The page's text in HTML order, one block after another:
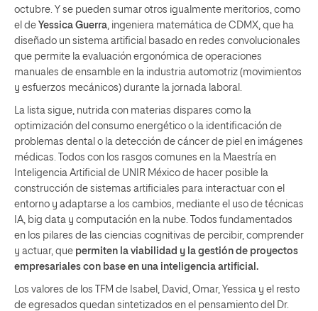
octubre. Y se pueden sumar otros igualmente meritorios, como
el de Yessica Guerra, ingeniera matemática de CDMX, que ha
diseñado un sistema artificial basado en redes convolucionales
que permite la evaluación ergonómica de operaciones
manuales de ensamble en la industria automotriz (movimientos
y esfuerzos mecánicos) durante la jornada laboral.
La lista sigue, nutrida con materias dispares como la
optimización del consumo energético o la identificación de
problemas dental o la detección de cáncer de piel en imágenes
médicas. Todos con los rasgos comunes en la Maestría en
Inteligencia Artificial de UNIR México de hacer posible la
construcción de sistemas artificiales para interactuar con el
entorno y adaptarse a los cambios, mediante el uso de técnicas
IA, big data y computación en la nube. Todos fundamentados
en los pilares de las ciencias cognitivas de percibir, comprender
y actuar, que permiten la viabilidad y la gestión de proyectos
empresariales con base en una inteligencia artificial.
Los valores de los TFM de Isabel, David, Omar, Yessica y el resto
de egresados quedan sintetizados en el pensamiento del Dr.